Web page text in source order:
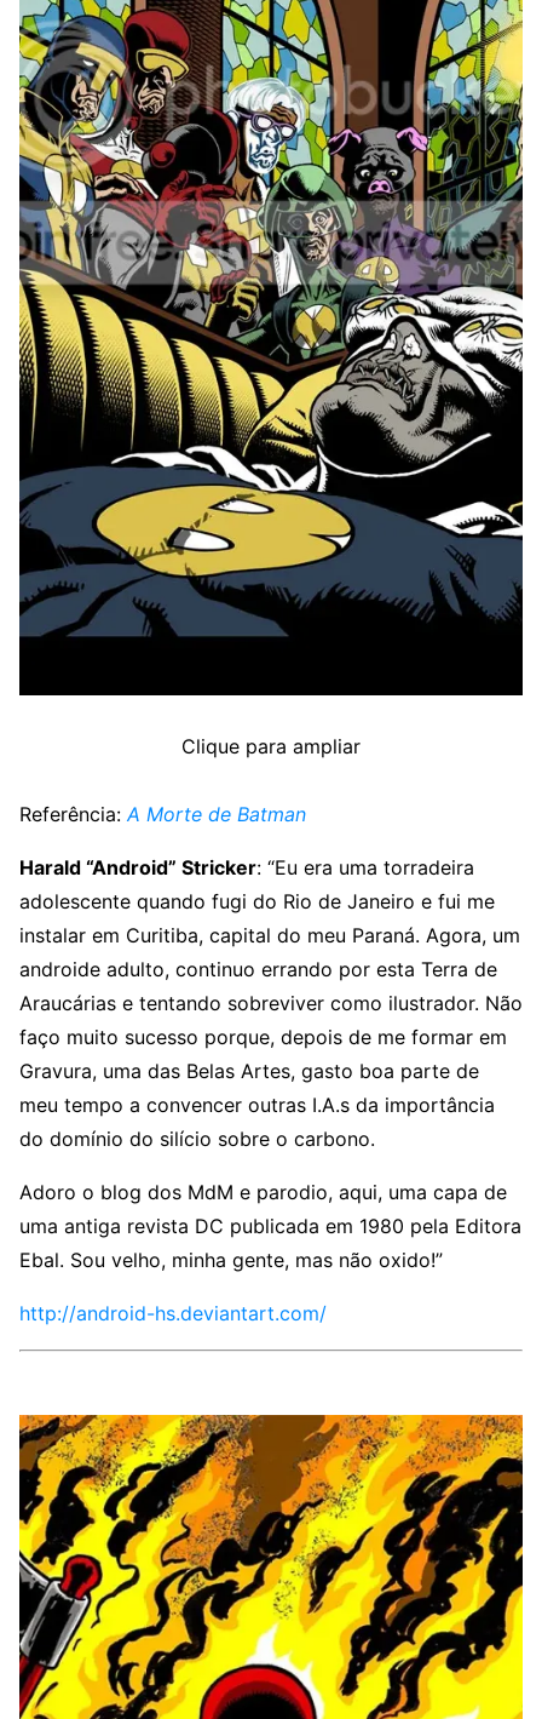
Clique para ampliar
Referência:A Morte de Batman
Harald “Android” Stricker: “Eu era uma torradeira
adolescente quando fugi do Rio de Janeiro e fui me
instalar em Curitiba, capital do meu Paraná. Agora, um
androide adulto, continuo errando por esta Terra de
Araucárias e tentando sobreviver como ilustrador. Não
faço muito sucesso porque, depois de me formar em
Gravura, uma das Belas Artes, gasto boa parte de
meu tempo a convencer outras I.A.s da importância
do domínio do silício sobre o carbono.
Adoro o blog dos MdM e parodio, aqui, uma capa de
uma antiga revista DC publicada em 1980 pela Editora
Ebal. Sou velho, minha gente, mas não oxido!”
http://android-hs.deviantart.com/